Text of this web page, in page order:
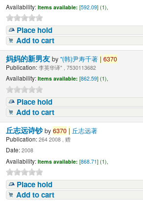
Availability: Items available: [592.09] (1),
Place hold
Add to cart
妈妈的新男友by"(韩)尹寿千著 | 6370
Publication: 李英华译" , 7530113682
Availability: Items available: [862.59] (1),
Place hold
Add to cart
丘志远诗钞by6370 | 丘志远著
Publication: 264 2008 , 赠
Date: 2008
Availability: Items available: [868.71] (1),
Place hold
Add to cart